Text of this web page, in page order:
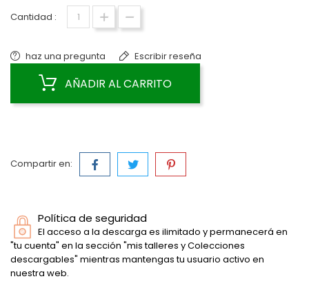
Cantidad :
haz una pregunta Escribir reseña
AÑADIR AL CARRITO
Compartir en:
Política de seguridad
El acceso a la descarga es ilimitado y permanecerá en
"tu cuenta" en la sección "mis talleres y Colecciones
descargables" mientras mantengas tu usuario activo en
nuestra web.